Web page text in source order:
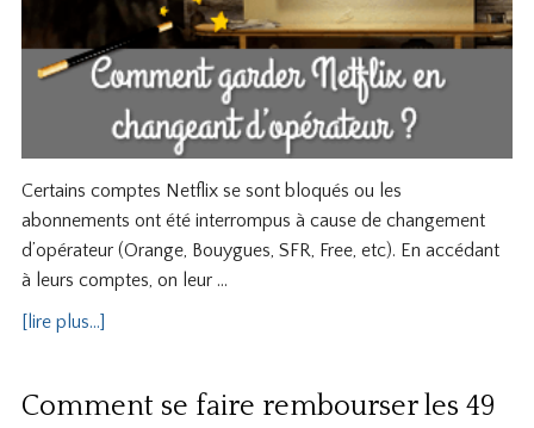
Certains comptes Netflix se sont bloqués ou les
abonnements ont été interrompus à cause de changement
d’opérateur (Orange, Bouygues, SFR, Free, etc). En accédant
à leurs comptes, on leur …
[lire plus...]
Comment se faire rembourser les 49